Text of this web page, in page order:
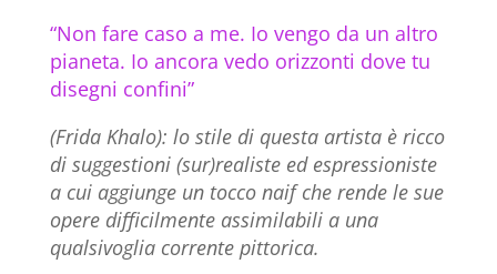
“Non fare caso a me. Io vengo da un altro
pianeta. Io ancora vedo orizzonti dove tu
disegni confini”
(Frida Khalo): lo stile di questa artista è ricco
di suggestioni (sur)realiste ed espressioniste
a cui aggiunge un tocco naif che rende le sue
opere difficilmente assimilabili a una
qualsivoglia corrente pittorica.